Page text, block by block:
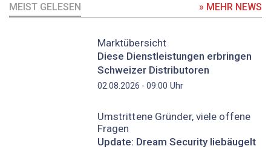
MEIST GELESEN » MEHR NEWS
Marktübersicht
Diese Dienstleistungen erbringen
Schweizer Distributoren
02.08.2026 - 09:00 Uhr
Umstrittene Gründer, viele offene
Fragen
Update: Dream Security liebäugelt